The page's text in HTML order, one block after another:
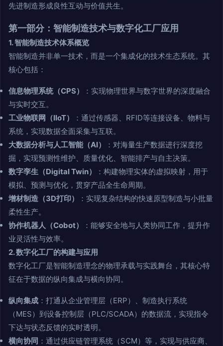
先进制造形成良性互动与价值共生。
第一部分：智能制造技术与数字化工厂应用
1. 智能制造技术体系概览
智能制造并非单一技术，而是一个集成化的技术生态系统。其
核心包括：
信息物理系统（CPS）
：实现物理世界与数字世界的深度融合
与实时交互。
工业物联网（IIoT）
：通过传感器、RFID等连接设备、物料与
系统，实现数据全面采集与互联。
大数据分析与人工智能（AI）
：对海量生产数据进行深度挖
掘，实现预测性维护、质量优化、智能排产与自主决策。
数字孪生（Digital Twin）
：构建物理实体的虚拟映射，用于
模拟、预测与优化，贯穿产品全生命周期。
增材制造（3D打印）
：实现复杂结构的快速原型制造与小批量
柔性生产。
协作机器人（Cobot）
：能够安全地与人类协同工作，提升作
业灵活性与效率。
2. 数字化工厂的构建与应用
数字化工厂是智能制造理念的物理承载与实践舞台，其核心特
征在于数据的纵向集成与横向协同。
纵向集成 ：打通从企业管理层（ERP）、制造执行系统
（MES）到设备控制层（PLC/SCADA）的数据流，实现指令
下达与状态反馈的实时透明。
横向协同 ：通过供应链管理系统（SCM）等，实现与供应商、